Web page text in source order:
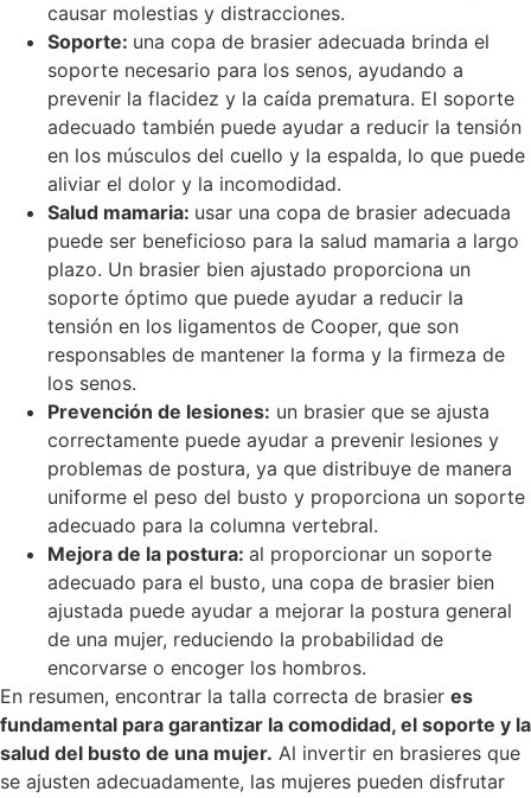
causar molestias y distracciones.
Soporte: una copa de brasier adecuada brinda el
soporte necesario para los senos, ayudando a
prevenir la flacidez y la caída prematura. El soporte
adecuado también puede ayudar a reducir la tensión
en los músculos del cuello y la espalda, lo que puede
aliviar el dolor y la incomodidad.
Salud mamaria: usar una copa de brasier adecuada
puede ser beneficioso para la salud mamaria a largo
plazo. Un brasier bien ajustado proporciona un
soporte óptimo que puede ayudar a reducir la
tensión en los ligamentos de Cooper, que son
responsables de mantener la forma y la firmeza de
los senos.
Prevención de lesiones: un brasier que se ajusta
correctamente puede ayudar a prevenir lesiones y
problemas de postura, ya que distribuye de manera
uniforme el peso del busto y proporciona un soporte
adecuado para la columna vertebral.
Mejora de la postura: al proporcionar un soporte
adecuado para el busto, una copa de brasier bien
ajustada puede ayudar a mejorar la postura general
de una mujer, reduciendo la probabilidad de
encorvarse o encoger los hombros.
En resumen, encontrar la talla correcta de brasier es
fundamental para garantizar la comodidad, el soporte y la
salud del busto de una mujer. Al invertir en brasieres que
se ajusten adecuadamente, las mujeres pueden disfrutar